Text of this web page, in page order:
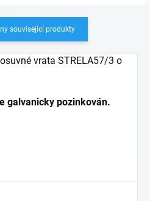
související produkty
vrata STRELA57/3 o
galvanicky pozinkován.